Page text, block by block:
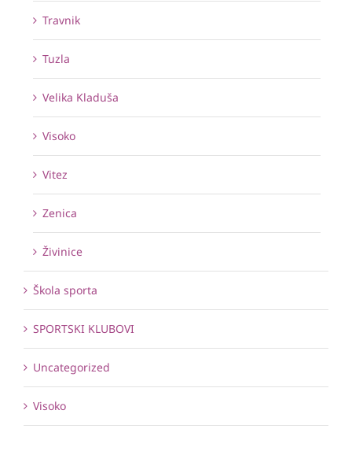
Travnik
Tuzla
Velika Kladuša
Visoko
Vitez
Zenica
Živinice
Škola sporta
SPORTSKI KLUBOVI
Uncategorized
Visoko